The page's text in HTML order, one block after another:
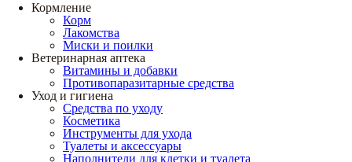
Кормление
Корм
Лакомства
Миски и поилки
Ветеринарная аптека
Витамины и добавки
Противопаразитарные средства
Уход и гигиена
Средства по уходу
Косметика
Инструменты для ухода
Туалеты и аксессуары
Наполнители для клетки и туалета